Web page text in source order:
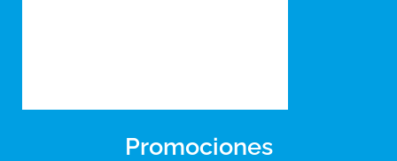
Promociones